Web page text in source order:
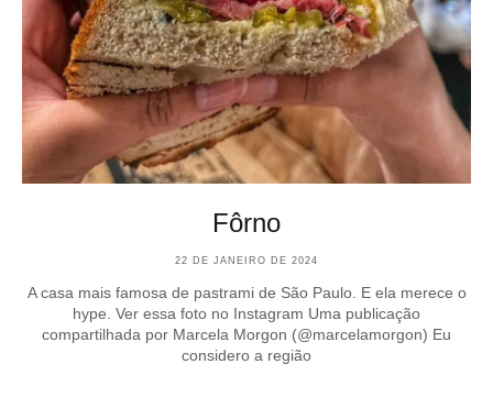
Fôrno
22 DE JANEIRO DE 2024
A casa mais famosa de pastrami de São Paulo. E ela merece o
hype. Ver essa foto no Instagram Uma publicação
compartilhada por Marcela Morgon (@marcelamorgon) Eu
considero a região